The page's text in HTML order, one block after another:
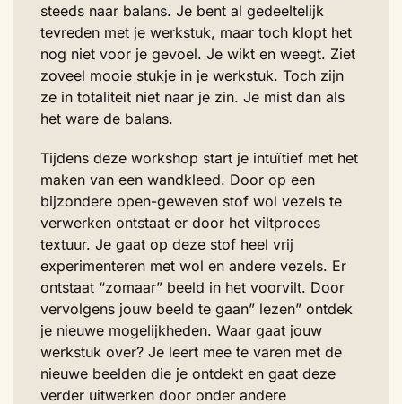
steeds naar balans. Je bent al gedeeltelijk
tevreden met je werkstuk, maar toch klopt het
nog niet voor je gevoel. Je wikt en weegt. Ziet
zoveel mooie stukje in je werkstuk. Toch zijn
ze in totaliteit niet naar je zin. Je mist dan als
het ware de balans.
Tijdens deze workshop start je intuïtief met het
maken van een wandkleed. Door op een
bijzondere open-geweven stof wol vezels te
verwerken ontstaat er door het viltproces
textuur. Je gaat op deze stof heel vrij
experimenteren met wol en andere vezels. Er
ontstaat “zomaar” beeld in het voorvilt. Door
vervolgens jouw beeld te gaan” lezen” ontdek
je nieuwe mogelijkheden. Waar gaat jouw
werkstuk over? Je leert mee te varen met de
nieuwe beelden die je ontdekt en gaat deze
verder uitwerken door onder andere